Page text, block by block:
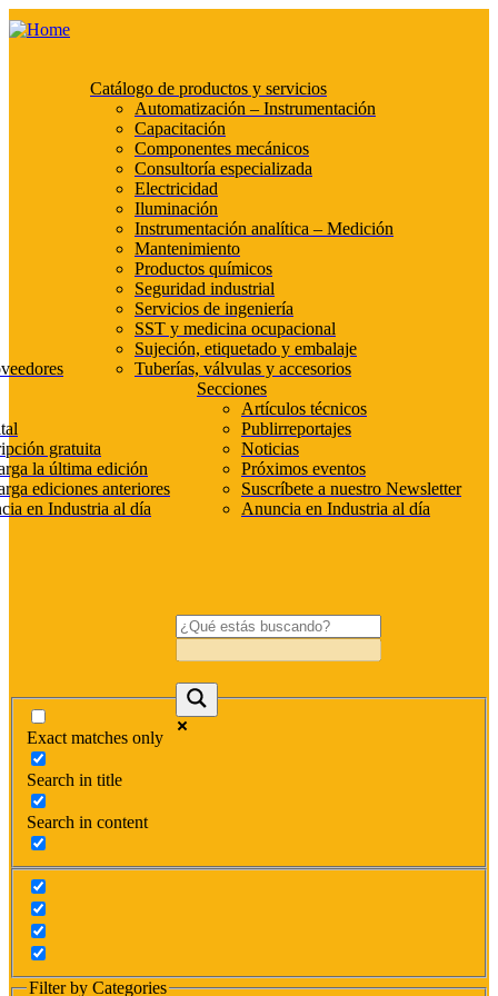
Catálogo de productos y servicios
Automatización – Instrumentación
Capacitación
Componentes mecánicos
Consultoría especializada
Electricidad
Iluminación
Instrumentación analítica – Medición
Mantenimiento
Productos químicos
Seguridad industrial
Servicios de ingeniería
SST y medicina ocupacional
Sujeción, etiquetado y embalaje
Tuberías, válvulas y accesorios
gratuita
la última edición
ediciones anteriores
en Industria al día
Secciones
Artículos técnicos
Publirreportajes
Noticias
Próximos eventos
Suscríbete a nuestro Newsletter
Anuncia en Industria al día
Exact matches only
Search in title
Search in content
Filter by Categories